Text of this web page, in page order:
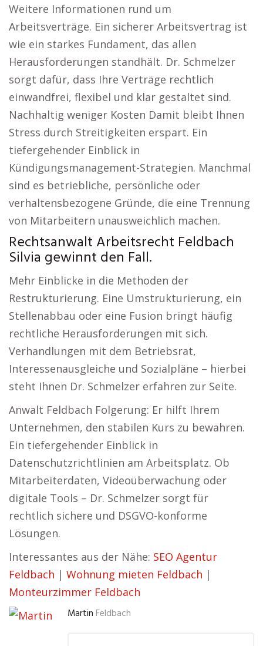
Weitere Informationen rund um
Arbeitsverträge. Ein sicherer Arbeitsvertrag ist
wie ein starkes Fundament, das allen
Herausforderungen standhält. Dr. Schmelzer
sorgt dafür, dass Ihre Verträge rechtlich
einwandfrei, flexibel und klar gestaltet sind.
Nachhaltig weniger Kosten Damit bleibt Ihnen
Stress durch Streitigkeiten erspart. Ein
tiefergehender Einblick in
Kündigungsmanagement-Strategien. Manchmal
sind es betriebliche, persönliche oder
verhaltensbezogene Gründe, die eine Trennung
von Mitarbeitern unausweichlich machen.
Rechtsanwalt Arbeitsrecht Feldbach
Silvia gewinnt den Fall.
Mehr Einblicke in die Methoden der
Restrukturierung. Eine Umstrukturierung, ein
Stellenabbau oder eine Fusion bringt häufig
rechtliche Herausforderungen mit sich.
Verhandlungen mit dem Betriebsrat,
Interessenausgleiche und Sozialpläne – hierbei
steht Ihnen Dr. Schmelzer erfahren zur Seite.
Anwalt Feldbach Folgerung: Er hilft Ihrem
Unternehmen, den stabilen Kurs zu bewahren.
Ein tiefergehender Einblick in
Datenschutzrichtlinien am Arbeitsplatz. Ob
Mitarbeiterdaten, Videoüberwachung oder
digitale Tools – Dr. Schmelzer sorgt für
rechtlich sichere und DSGVO-konforme
Lösungen.
Interessantes aus der Nähe: SEO Agentur
Feldbach | Wohnung mieten Feldbach |
Monteurzimmer Feldbach
Martin Feldbach